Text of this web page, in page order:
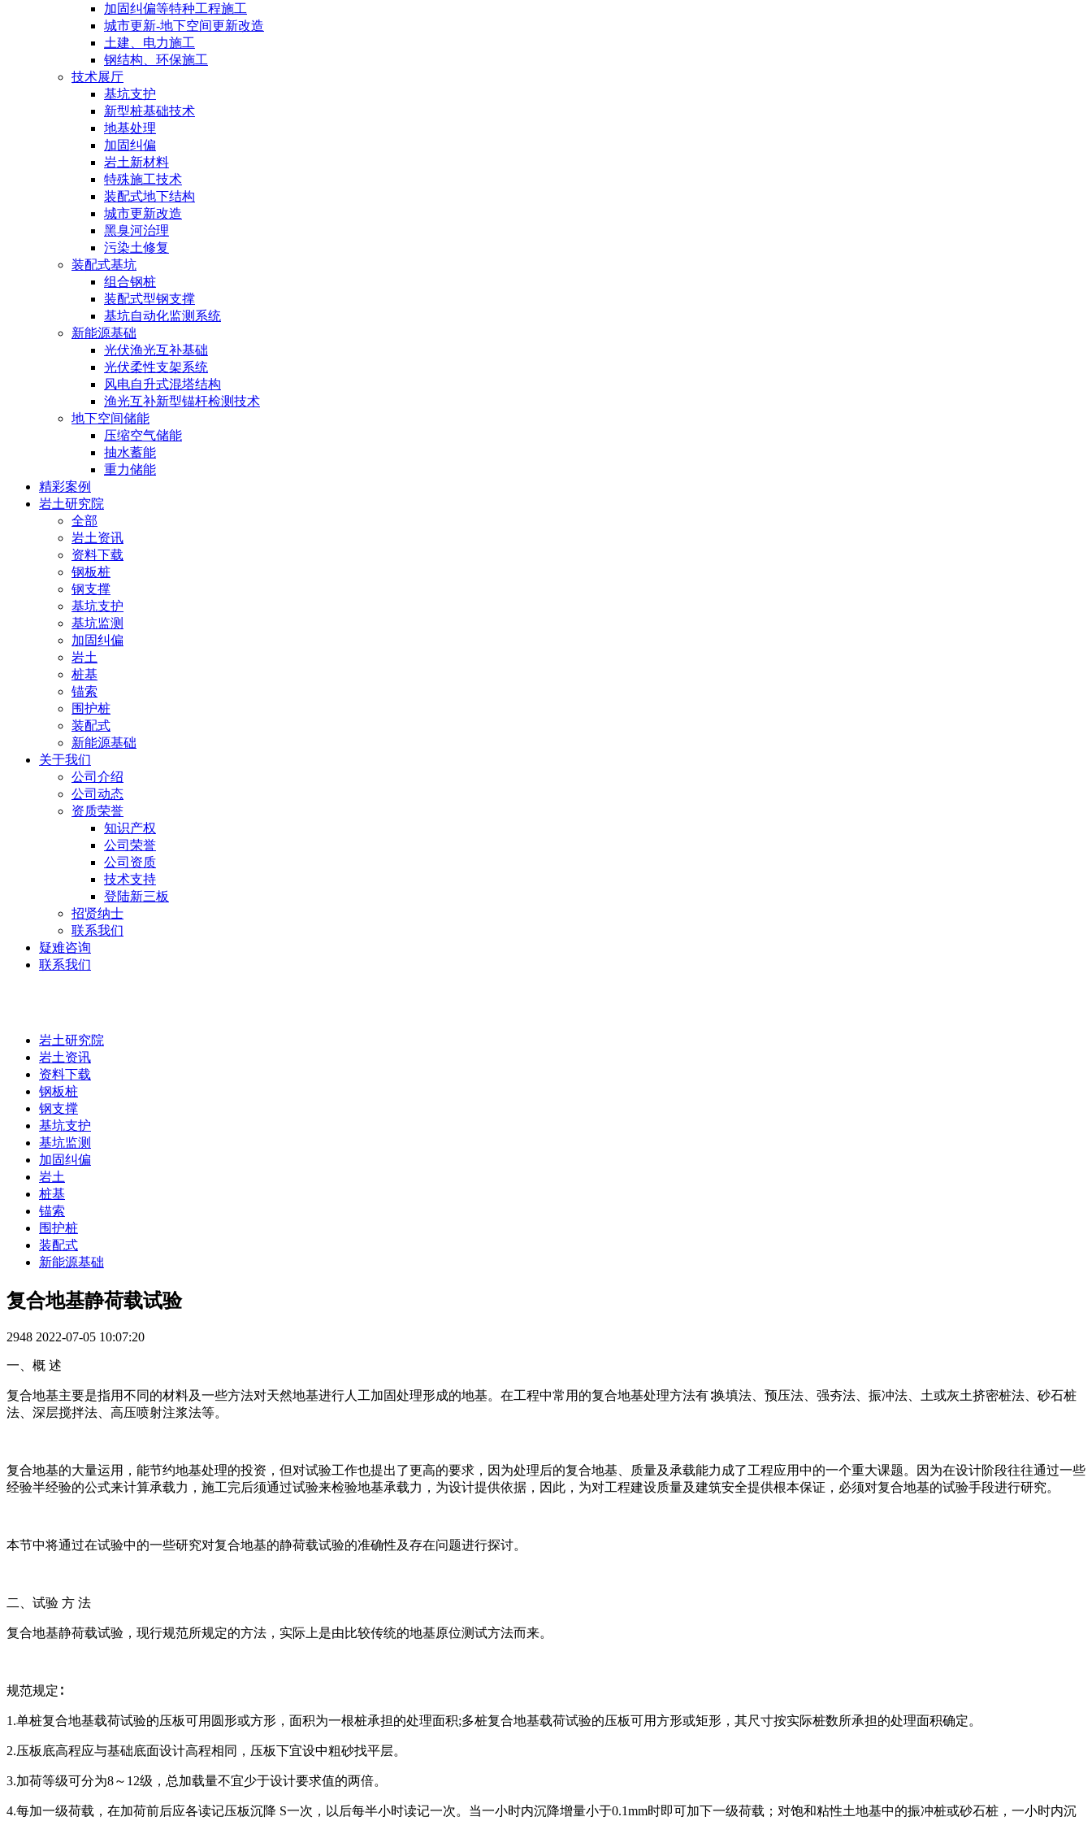
加固纠偏等特种工程施工
城市更新-地下空间更新改造
土建、电力施工
钢结构、环保施工
技术展厅
基坑支护
新型桩基础技术
地基处理
加固纠偏
岩土新材料
特殊施工技术
装配式地下结构
城市更新改造
黑臭河治理
污染土修复
装配式基坑
组合钢桩
装配式型钢支撑
基坑自动化监测系统
新能源基础
光伏渔光互补基础
光伏柔性支架系统
风电自升式混塔结构
渔光互补新型锚杆检测技术
地下空间储能
压缩空气储能
抽水蓄能
重力储能
精彩案例
岩土研究院
全部
岩土资讯
资料下载
钢板桩
钢支撑
基坑支护
基坑监测
加固纠偏
岩土
桩基
锚索
围护桩
装配式
新能源基础
关于我们
公司介绍
公司动态
资质荣誉
知识产权
公司荣誉
公司资质
技术支持
登陆新三板
招贤纳士
联系我们
疑难咨询
联系我们
岩土研究院
岩土资讯
资料下载
钢板桩
钢支撑
基坑支护
基坑监测
加固纠偏
岩土
桩基
锚索
围护桩
装配式
新能源基础
复合地基静荷载试验
2948 2022-07-05 10:07:20
一、概 述
复合地基主要是指用不同的材料及一些方法对天然地基进行人工加固处理形成的地基。在工程中常用的复合地基处理方法有∶换填法、预压法、强夯法、振冲法、土或灰土挤密桩法、砂石桩
法、深层搅拌法、高压喷射注浆法等。
复合地基的大量运用，能节约地基处理的投资，但对试验工作也提出了更高的要求，因为处理后的复合地基、质量及承载能力成了工程应用中的一个重大课题。因为在设计阶段往往通过一些
经验半经验的公式来计算承载力，施工完后须通过试验来检验地基承载力，为设计提供依据，因此，为对工程建设质量及建筑安全提供根本保证，必须对复合地基的试验手段进行研究。
本节中将通过在试验中的一些研究对复合地基的静荷载试验的准确性及存在问题进行探讨。
二、试验 方 法
复合地基静荷载试验，现行规范所规定的方法，实际上是由比较传统的地基原位测试方法而来。
规范规定∶
1.单桩复合地基载荷试验的压板可用圆形或方形，面积为一根桩承担的处理面积;多桩复合地基载荷试验的压板可用方形或矩形，其尺寸按实际桩数所承担的处理面积确定。
2.压板底高程应与基础底面设计高程相同，压板下宜设中粗砂找平层。
3.加荷等级可分为8～12级，总加载量不宜少于设计要求值的两倍。
4.每加一级荷载，在加荷前后应各读记压板沉降 S一次，以后每半小时读记一次。当一小时内沉降增量小于0.1mm时即可加下一级荷载；对饱和粘性土地基中的振冲桩或砂石桩，一小时内沉